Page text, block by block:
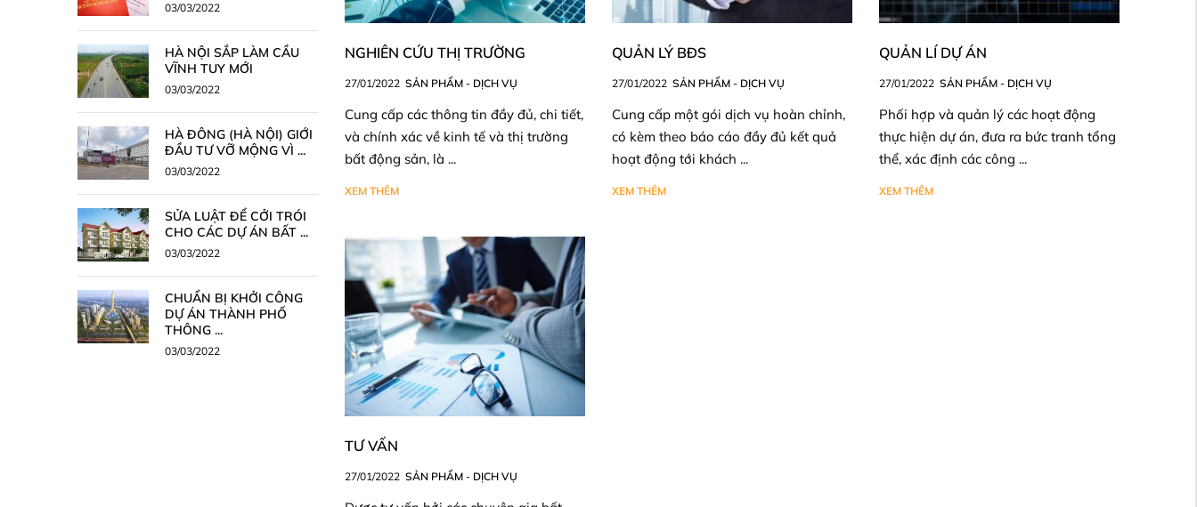
03/03/2022
HÀ NỘI SẮP LÀM CẦU
VĨNH TUY MỚI
03/03/2022
HÀ ĐÔNG (HÀ NỘI) GIỚI
ĐẦU TƯ VỠ MỘNG VÌ ...
03/03/2022
SỬA LUẬT ĐỂ CỞI TRÓI
CHO CÁC DỰ ÁN BẤT ...
03/03/2022
CHUẨN BỊ KHỞI CÔNG
DỰ ÁN THÀNH PHỐ
THÔNG ...
03/03/2022
NGHIÊN CỨU THỊ TRƯỜNG
27/01/2022 SẢN PHẨM - DỊCH VỤ
Cung cấp các thông tin đầy đủ, chi tiết,
và chính xác về kinh tế và thị trường
bất động sản, là ...
XEM THÊM
QUẢN LÝ BĐS
27/01/2022 SẢN PHẨM - DỊCH VỤ
Cung cấp một gói dịch vụ hoàn chỉnh,
có kèm theo báo cáo đầy đủ kết quả
hoạt động tới khách ...
XEM THÊM
QUẢN LÍ DỰ ÁN
27/01/2022 SẢN PHẨM - DỊCH VỤ
Phối hợp và quản lý các hoạt động
thực hiện dự án, đưa ra bức tranh tổng
thể, xác định các công ...
XEM THÊM
TƯ VẤN
27/01/2022 SẢN PHẨM - DỊCH VỤ